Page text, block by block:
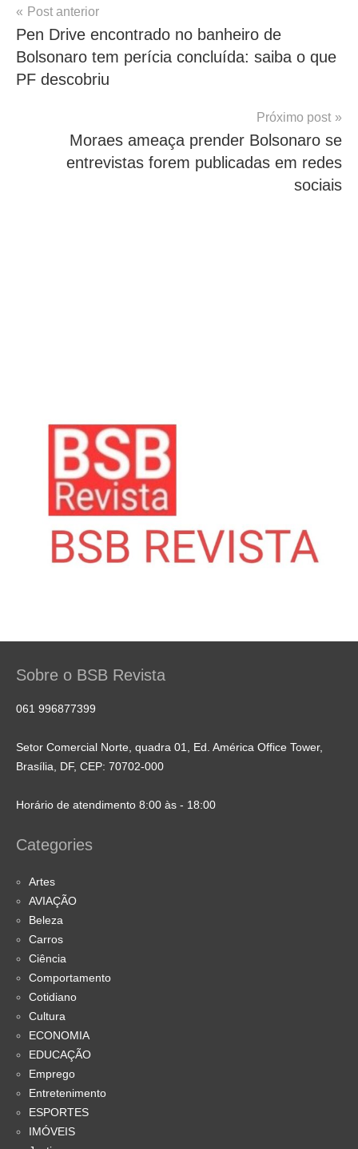
Navegação
de
Post
Post anterior
Pen Drive encontrado no banheiro de
Bolsonaro tem perícia concluída: saiba o que
PF descobriu
Próximo post
Moraes ameaça prender Bolsonaro se
entrevistas forem publicadas em redes
sociais
Sobre o BSB Revista
061 996877399
Setor Comercial Norte, quadra 01, Ed. América Office Tower,
Brasília, DF, CEP: 70702-000
Horário de atendimento 8:00 às - 18:00
Categories
Artes
AVIAÇÃO
Beleza
Carros
Ciência
Comportamento
Cotidiano
Cultura
ECONOMIA
EDUCAÇÃO
Emprego
Entretenimento
ESPORTES
IMÓVEIS